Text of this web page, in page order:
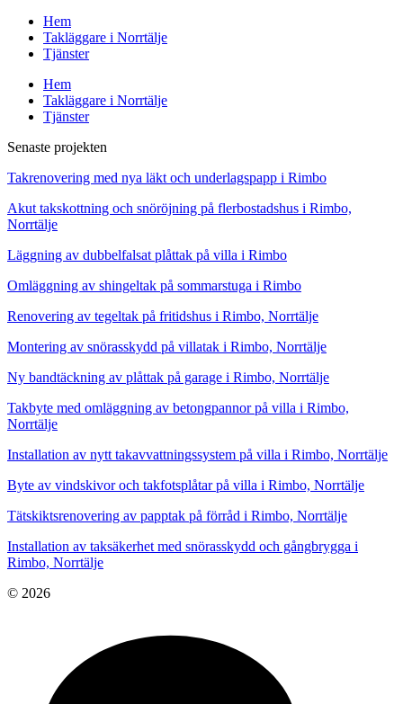
Hem
Takläggare i Norrtälje
Tjänster
Hem
Takläggare i Norrtälje
Tjänster
Senaste projekten
Takrenovering med nya läkt och underlagspapp i Rimbo
Akut takskottning och snöröjning på flerbostadshus i Rimbo,
Norrtälje
Läggning av dubbelfalsat plåttak på villa i Rimbo
Omläggning av shingeltak på sommarstuga i Rimbo
Renovering av tegeltak på fritidshus i Rimbo, Norrtälje
Montering av snörasskydd på villatak i Rimbo, Norrtälje
Ny bandtäckning av plåttak på garage i Rimbo, Norrtälje
Takbyte med omläggning av betongpannor på villa i Rimbo,
Norrtälje
Installation av nytt takavvattningssystem på villa i Rimbo, Norrtälje
Byte av vindskivor och takfotsplåtar på villa i Rimbo, Norrtälje
Tätskiktsrenovering av papptak på förråd i Rimbo, Norrtälje
Installation av taksäkerhet med snörasskydd och gångbrygga i
Rimbo, Norrtälje
© 2026